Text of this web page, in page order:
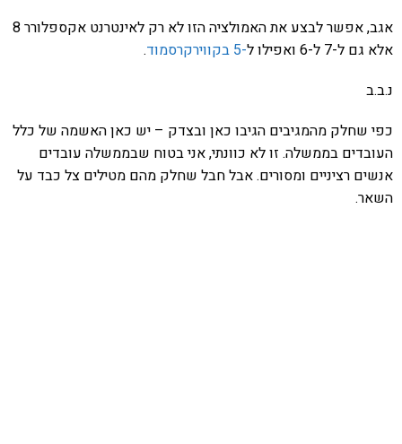
אגב, אפשר לבצע את האמולציה הזו לא רק לאינטרנט אקספלורר 8
6 ואפילו ל
-5 בקווירקרסמוד
.
שחלק מהמגיבים הגיבו כאן ובצדק – יש כאן האשמה של כלל
בממשלה. זו לא כוונתי, אני בטוח שבממשלה עובדים
רציניים ומסורים. אבל חבל שחלק מהם מטילים צל כבד על